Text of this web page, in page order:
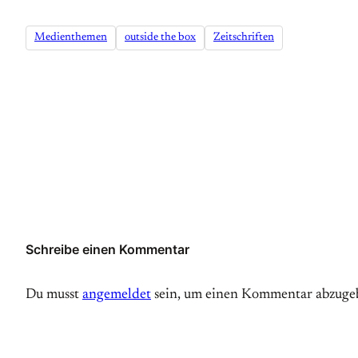
Medienthemen outside the box Zeitschriften
Schreibe einen Kommentar
Du musst angemeldet sein, um einen Kommentar